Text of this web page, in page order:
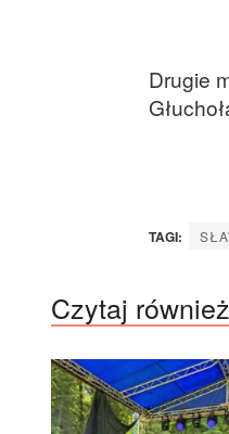
Drugie
TAGI:
Czytaj również